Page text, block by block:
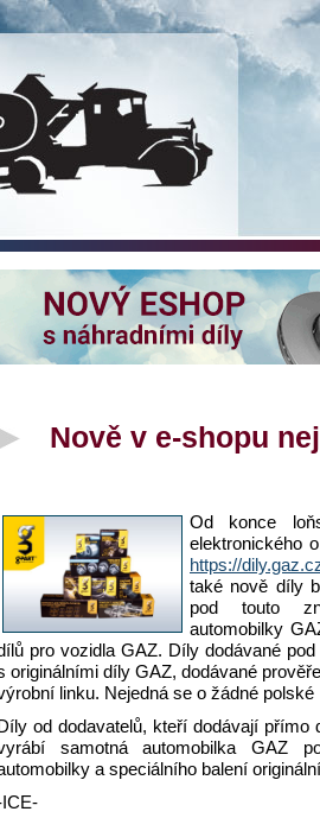
Nově v e-shopu
Od konce
elektronického
https://
také nově díly
pod touto
automobilky
pro vozidla GAZ. Díly dodávané
originálními díly GAZ, dodávané
linku. Nejedná se o žádné
od dodavatelů, kteří dodávají
samotná automobilka GAZ
a speciálního balení